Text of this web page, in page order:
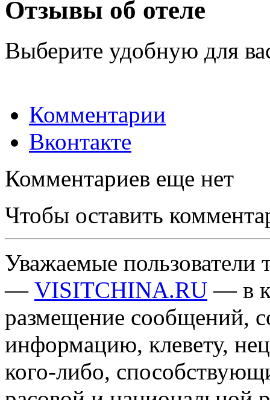
Отзывы об отеле
Выберите удобную для
Комментарии
Вконтакте
Комментариев еще нет
Чтобы оставить
Уважаемые пользователи
— VISITCHINA.RU — в
размещение сообщений,
информацию, клевету,
кого-либо,